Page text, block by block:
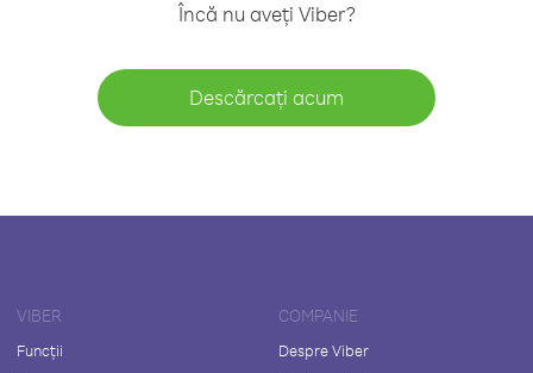
Încă nu aveți Viber?
Descărcați acum
VIBER
Funcții
COMPANIE
Despre Viber